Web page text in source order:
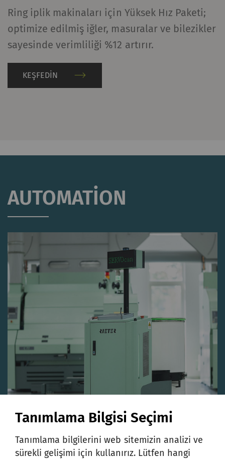
Ring iplik makinaları için Yüksek Hız Paketi;
optimize edilmiş iğler, masuralar ve bilezikler
sayesinde verimliliği %12 artırır.
KEŞFEDIN
AUTOMATION
Tanımlama Bilgisi Seçimi
Tanımlama bilgilerini web sitemizin analizi ve
sürekli gelişimi için kullanırız. Lütfen hangi